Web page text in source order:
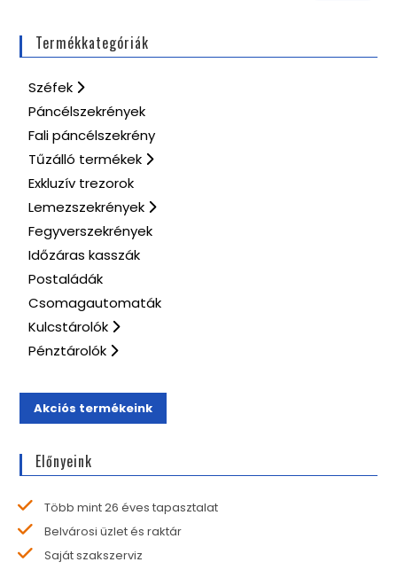
Termékkategóriák
Széfek
Páncélszekrények
Fali páncélszekrény
Tűzálló termékek
Exkluzív trezorok
Lemezszekrények
Fegyverszekrények
Időzáras kasszák
Postaládák
Csomagautomaták
Kulcstárolók
Pénztárolók
Akciós termékeink
Előnyeink
Több mint 26 éves tapasztalat
Belvárosi üzlet és raktár
Saját szakszerviz